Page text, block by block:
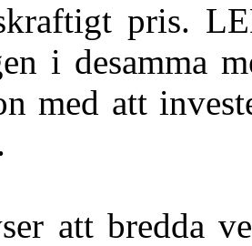
pris.
i desamma
med att
att bredda